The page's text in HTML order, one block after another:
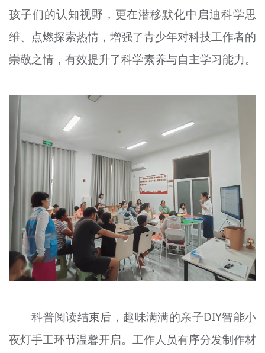
孩子们的认知视野，更在潜移默化中启迪科学思
维、点燃探索热情，增强了青少年对科技工作者的
崇敬之情，有效提升了科学素养与自主学习能力。
科普阅读结束后，趣味满满的亲子DIY智能小
夜灯手工环节温馨开启。工作人员有序分发制作材